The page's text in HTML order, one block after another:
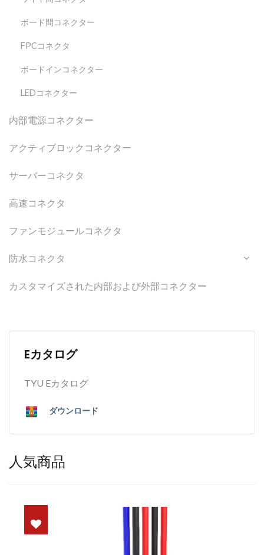
ボード間コネクター
FPCコネクタ
ボードインコネクター
LEDコネクター
内部電源コネクター
アクティブロックコネクター
サーバーコネクタ
高速コネクタ
ファンモジュールコネクタ
防水コネクタ
カスタマイズされた内部および外部コネクター
Eカタログ
TYU Eカタログ
ダウンロード
人気商品